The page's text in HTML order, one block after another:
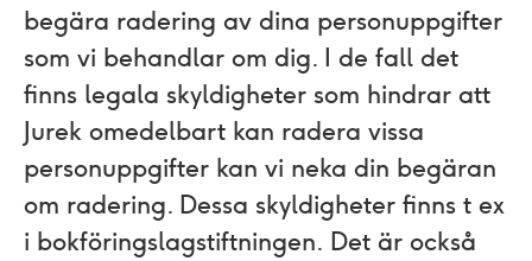
begära radering av dina personuppgifter
som vi behandlar om dig. I de fall det
finns legala skyldigheter som hindrar att
Jurek omedelbart kan radera vissa
personuppgifter kan vi neka din begäran
om radering. Dessa skyldigheter finns t ex
i bokföringslagstiftningen. Det är också